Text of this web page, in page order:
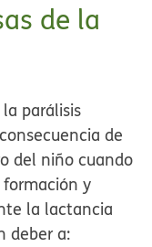
de la
parálisis
de
del niño cuando
y
la lactancia
deber a: